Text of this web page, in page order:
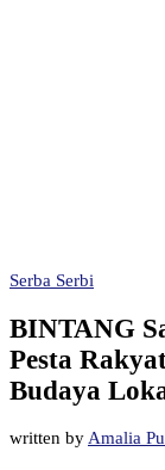
Serba Serbi
BINTANG
Pesta
Budaya
written byAmalia